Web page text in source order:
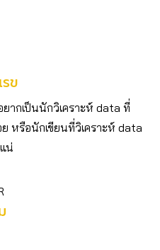
ข
ยากเป็นนักวิเคราะห์ data ที่
หรือนักเขียนที่วิเคราะห์ data
น่